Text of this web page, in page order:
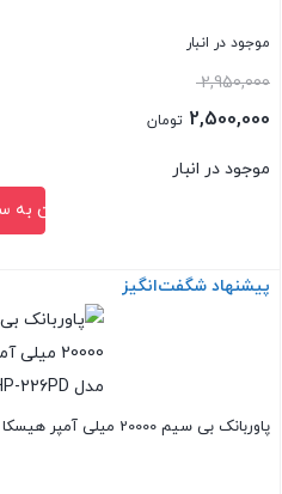
موجود در انبار
2,950,000قیمت
اصلی:
بود.
2,500,000 تومان
موجود در انبار
افزودن به
بستن
پیشنهاد شگفت‌انگیز
پاوربانک بی سیم 20000 میلی آمپر هیسکا مدل HP-226PD